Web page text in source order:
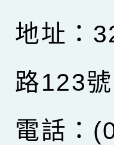
地址：
路123號
電話：